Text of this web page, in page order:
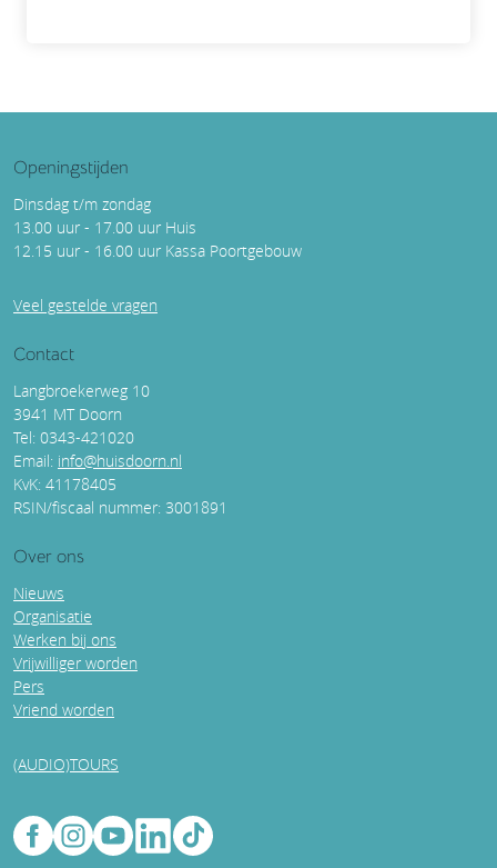
Openingstijden
Dinsdag t/m zondag
13.00 uur - 17.00 uur Huis
12.15 uur - 16.00 uur Kassa Poortgebouw
Veel gestelde vragen
Contact
Langbroekerweg 10
3941 MT Doorn
Tel: 0343-421020
Email: info@huisdoorn.nl
KvK: 41178405
RSIN/fiscaal nummer: 3001891
Over ons
Nieuws
Organisatie
Werken bij ons
Vrijwilliger worden
Pers
Vriend worden
(AUDIO)TOURS